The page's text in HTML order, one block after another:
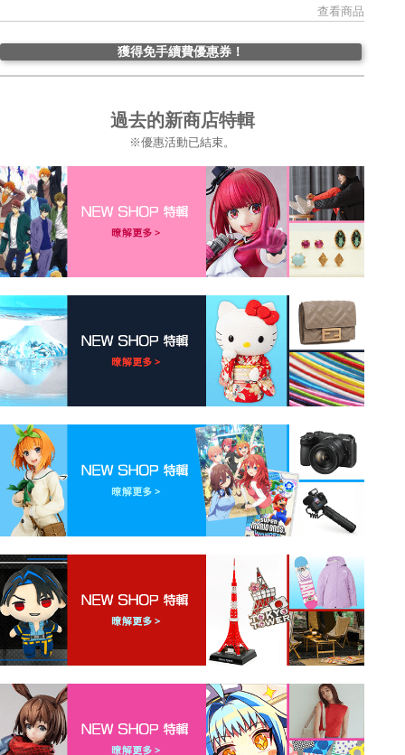
查看商品
獲得免手續費優惠券！
過去的新商店特輯
※優惠活動已結束。